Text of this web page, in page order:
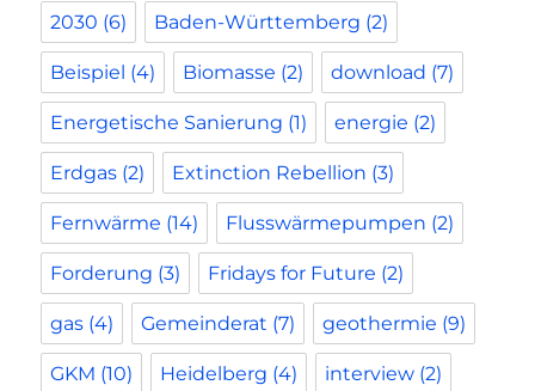
2030 (6) Baden-Württemberg (2)
Beispiel (4) Biomasse (2) download (7)
Energetische Sanierung (1) energie (2)
Erdgas (2) Extinction Rebellion (3)
Fernwärme (14) Flusswärmepumpen (2)
Forderung (3) Fridays for Future (2)
gas (4) Gemeinderat (7) geothermie (9)
GKM (10) Heidelberg (4) interview (2)